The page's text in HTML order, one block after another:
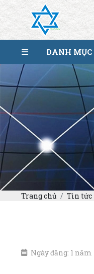
DANH
Trang chủ Tin tức
Ngày đăng: 1 năm